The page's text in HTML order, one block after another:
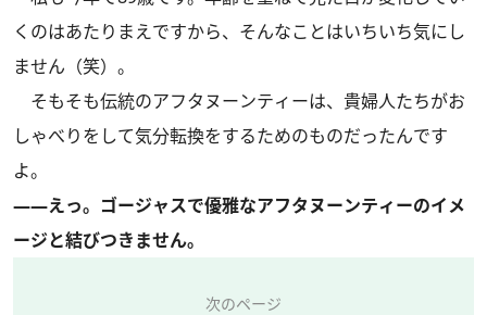
くのはあたりまえですから、そんなことはいちいち気にし
ません（笑）。
そもそも伝統のアフタヌーンティーは、貴婦人たちがお
しゃべりをして気分転換をするためのものだったんです
よ。
――えっ。ゴージャスで優雅なアフタヌーンティーのイメ
ージと結びつきません。
次のページ